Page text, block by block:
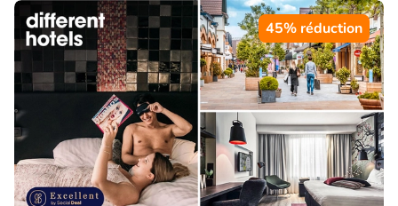
45% réduction